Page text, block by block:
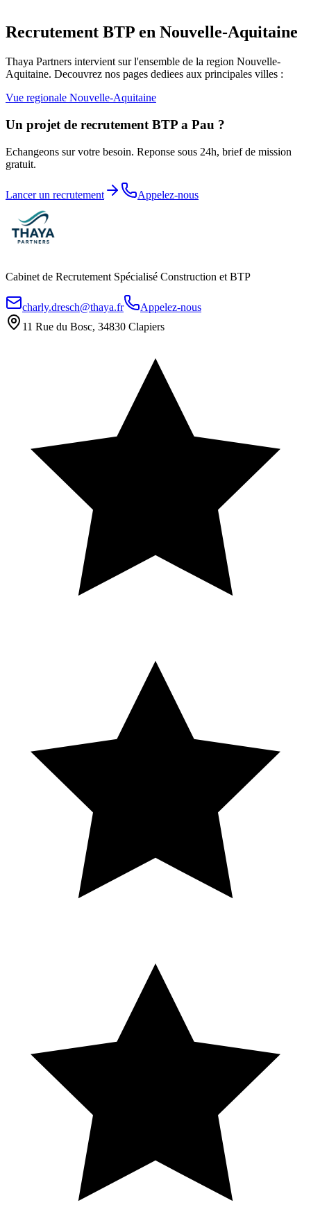
Recrutement BTP en Nouvelle-Aquitaine
Thaya Partners intervient sur l'ensemble de la region Nouvelle-
Aquitaine. Decouvrez nos pages dediees aux principales villes :
Vue regionale Nouvelle-Aquitaine
Un projet de recrutement BTP a Pau ?
Echangeons sur votre besoin. Reponse sous 24h, brief de mission
gratuit.
Lancer un recrutement Appelez-nous
Cabinet de Recrutement Spécialisé Construction et BTP
charly.dresch@thaya.fr
Appelez-nous
11 Rue du Bosc, 34830 Clapiers